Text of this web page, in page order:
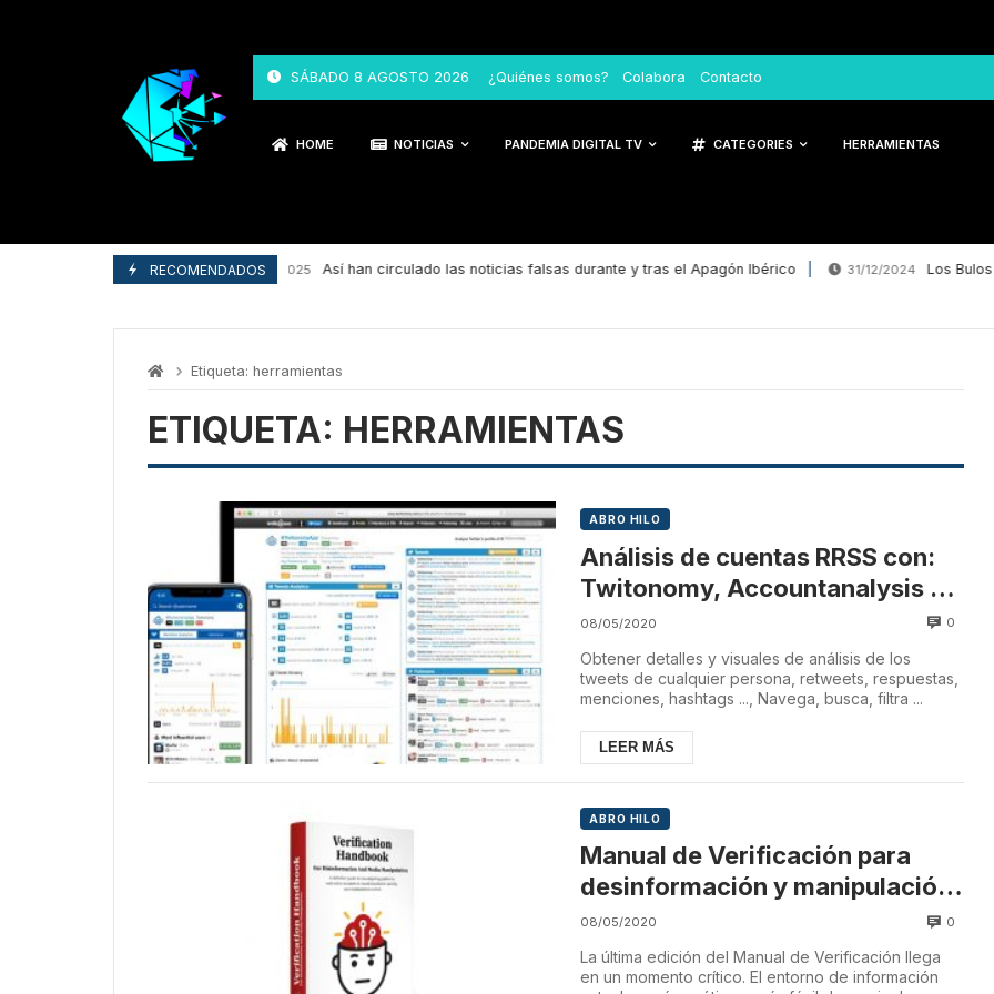
SÁBADO 8 AGOSTO 2026 ¿Quiénes somos? Colabora Contacto
HOME NOTICIAS PANDEMIA DIGITAL TV CATEGORIES HERRAMIENTAS
RECOMENDADOS29/04/2025 Así han circulado las noticias falsas durante y tras el Apagón Ibérico 31/12/2024 Los Bulos
Etiqueta: herramientas
ETIQUETA: HERRAMIENTAS
ABRO HILO
Análisis de cuentas RRSS con:
Twitonomy, Accountanalysis y
Truthnest
08/05/2020 0
Obtener detalles y visuales de análisis de los
tweets de cualquier persona, retweets, respuestas,
menciones, hashtags ..., Navega, busca, filtra ...
LEER MÁS
ABRO HILO
Manual de Verificación para
desinformación y manipulación
de medios
08/05/2020 0
La última edición del Manual de Verificación llega
en un momento crítico. El entorno de información